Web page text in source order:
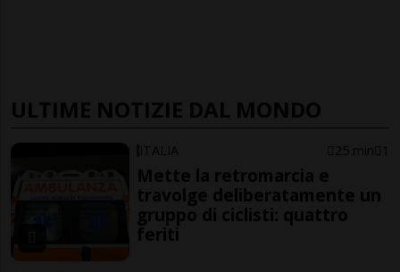
ULTIME NOTIZIE DAL MONDO
ITALIA 25 min 1
Mette la retromarcia e
travolge deliberatamente un
gruppo di ciclisti: quattro
feriti